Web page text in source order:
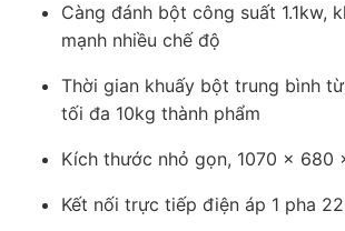
Càng đánh bột công suất 1.1kw,
mạnh nhiều chế độ
Thời gian khuấy bột trung bình
tối đa 10kg thành phẩm
Kích thước nhỏ gọn, 1070 x 680
Kết nối trực tiếp điện áp 1 pha